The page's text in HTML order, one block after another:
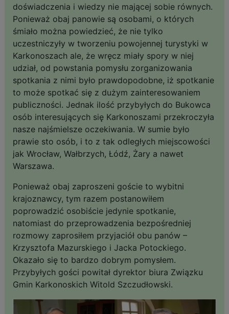
doświadczenia i wiedzy nie mającej sobie równych.
Ponieważ obaj panowie są osobami, o których
śmiało można powiedzieć, że nie tylko
uczestniczyły w tworzeniu powojennej turystyki w
Karkonoszach ale, że wręcz miały spory w niej
udział, od powstania pomysłu zorganizowania
spotkania z nimi było prawdopodobne, iż spotkanie
to może spotkać się z dużym zainteresowaniem
publiczności. Jednak ilość przybyłych do Bukowca
osób interesujących się Karkonoszami przekroczyła
nasze najśmielsze oczekiwania. W sumie było
prawie sto osób, i to z tak odległych miejscowości
jak Wrocław, Wałbrzych, Łódź, Żary a nawet
Warszawa.
Ponieważ obaj zaproszeni goście to wybitni
krajoznawcy, tym razem postanowiłem
poprowadzić osobiście jedynie spotkanie,
natomiast do przeprowadzenia bezpośredniej
rozmowy zaprosiłem przyjaciół obu panów –
Krzysztofa Mazurskiego i Jacka Potockiego.
Okazało się to bardzo dobrym pomysłem.
Przybyłych gości powitał dyrektor biura Związku
Gmin Karkonoskich Witold Szczudłowski.